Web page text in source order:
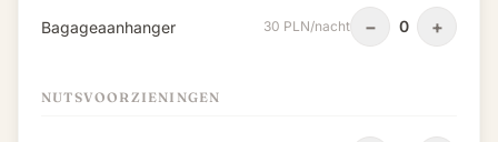
Bagageaanhanger 30 PLN/nacht − 0 +
NUTSVOORZIENINGEN